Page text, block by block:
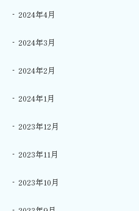
2024年4月
2024年3月
2024年2月
2024年1月
2023年12月
2023年11月
2023年10月